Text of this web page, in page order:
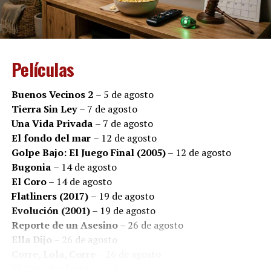
impacto humano de la enfermedad, la importancia del
acompañamiento y la esperanza que puede surgir aun
en los escenarios más adversos.
En un contexto en el que miles de pacientes y sus
familias expresan preocupación por el acceso a
tratamientos y medicamentos, el estreno adquiere una
resonancia especial: detrás de cada diagnóstico existen
historias de amor, de miedo, de fortaleza y de personas
que luchan por seguir viviendo.
Películas
Buenos Vecinos 2 – 5 de agosto
Tierra Sin Ley– 7 de agosto
Una Vida Privada – 7 de agosto
El fondo del mar – 12 de agosto
Golpe Bajo: El Juego Final (2005)– 12 de agosto
Bugonia – 14 de agosto
El Coro– 14 de agosto
Flatliners (2017) – 19 de agosto
Evolución (2001)– 19 de agosto
Reporte de un Asesino– 26 de agosto
Ella Dijo – 26 de agosto